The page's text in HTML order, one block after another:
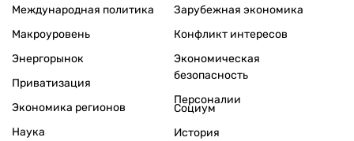
Международная политика
Макроуровень
Энергорынок
Приватизация
Экономика регионов
Зарубежная экономика
Конфликт интересов
Экономическая
безопасность
Персоналии
Наука
Социум
История